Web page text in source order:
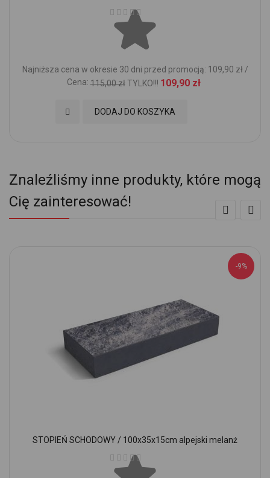
Ocena:
Najniższa cena w okresie 30 dni przed promocją: 109,90 zł /
Cena: 115,00 zł TYLKO!!! 109,90 zł
DODAJ DO KOSZYKA
Dodaj do Ulubionych
Znaleźliśmy inne produkty, które mogą
Cię zainteresować!
-9%
STOPIEŃ SCHODOWY / 100x35x15cm alpejski melanż
Ocena: